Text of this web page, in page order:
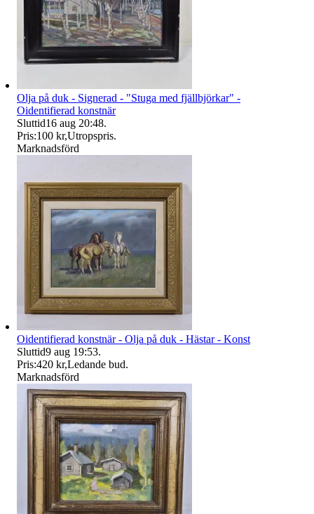
Olja på duk - Signerad - "Stuga med fjällbjörkar" -
Oidentifierad konstnär
Sluttid16 aug 20:48.
Pris:100 kr,Utropspris.
Marknadsförd
Oidentifierad konstnär - Olja på duk - Hästar - Konst
Sluttid9 aug 19:53.
Pris:420 kr,Ledande bud.
Marknadsförd